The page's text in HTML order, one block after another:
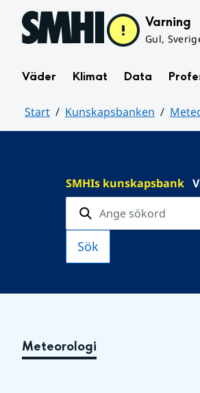
Hoppa till sidans innehåll Varning
Gul,
Väder Klimat Data
Start Kunskapsbanken
SMHIs kunskapsbank
Meteorologi